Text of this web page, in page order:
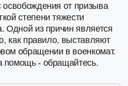
освобождения от призыва
степени тяжести
Одной из причин является
как правило, выставляют
обращении в военкомат.
помощь - обращайтесь.